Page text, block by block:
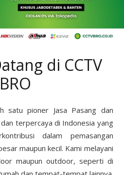
di CCTV
BRO
satu pioner Jasa Pasang dan
terpercaya di Indonesia yang
dalam pemasangan
maupun kecil. Kami melayani
maupun outdoor, seperti di